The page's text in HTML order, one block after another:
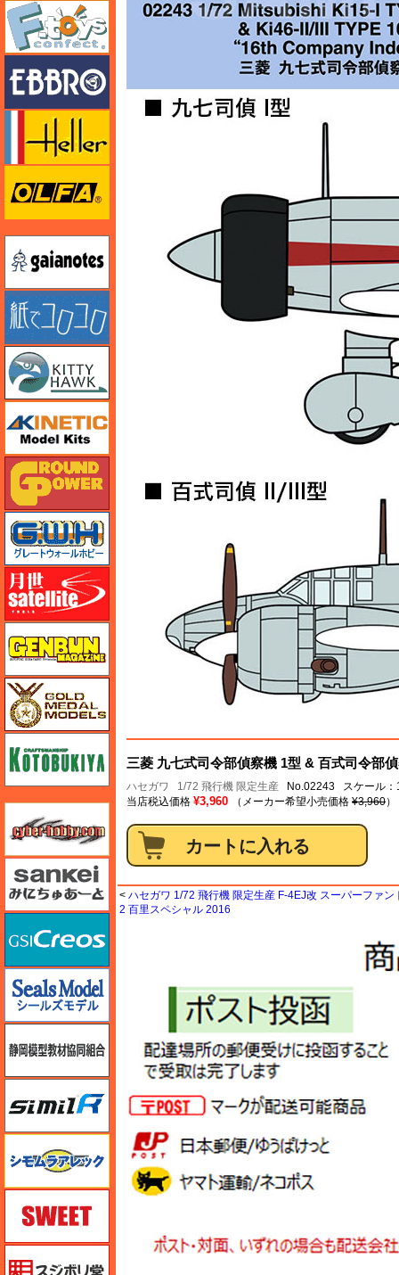
三菱 九七式司令部偵察機 1型 & 百式司令部
ハセガワ 1/72 飛行機 限定生産 No.02243 スケール：
当店税込価格 ¥3,960 （メーカー希望小売価格 ¥3,960）
< ハセガワ 1/72 飛行機 限定生産 F-4EJ改 スーパーファ
2 百里スペシャル 2016
エフトイズ
エレール
月世 サテライトツールス
ゲンブンマガジン
ゴールドメダルモデルズ
コトブキヤ
サイバーホビー
さんけい みにちゅあーと
静岡模型協同組合
シミラー（similR）
シモムラアレック
スイート（SWEET）
スジボリ堂